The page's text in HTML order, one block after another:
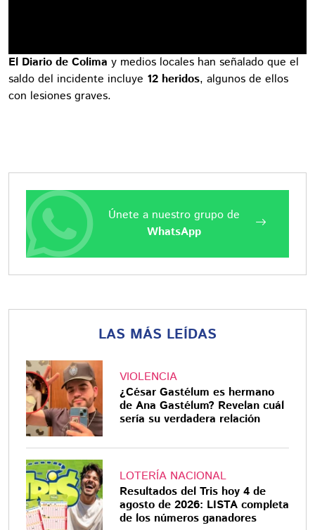
El Diario de Colima y medios locales han señalado que el
saldo del incidente incluye 12 heridos, algunos de ellos
con lesiones graves.
Únete a nuestro grupo de
WhatsApp
LAS MÁS LEÍDAS
VIOLENCIA
¿César Gastélum es hermano
de Ana Gastélum? Revelan cuál
sería su verdadera relación
LOTERÍA NACIONAL
Resultados del Tris hoy 4 de
agosto de 2026: LISTA completa
de los números ganadores